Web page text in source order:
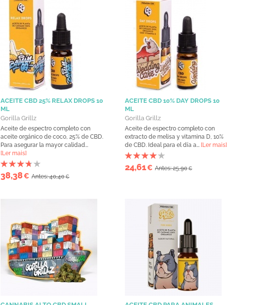
ACEITE CBD 25% RELAX DROPS 10
ML
Gorilla Grillz
Aceite de espectro completo con
aceite orgánico de coco, 25% de CBD.
Para asegurar la mayor calidad...
[Ler mais]
38,38€ Antes: 40,40€
ACEITE CBD 10% DAY DROPS 10
ML
Gorilla Grillz
Aceite de espectro completo con
extracto de melisa y vitamina D, 10%
de CBD. Ideal para el día a... [Ler mais]
24,61€ Antes: 25,90€